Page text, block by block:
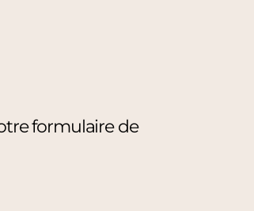
formulaire de